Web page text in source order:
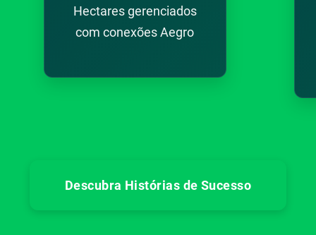
Hectares gerenciados
com conexões Aegro
Descubra Histórias de Sucesso